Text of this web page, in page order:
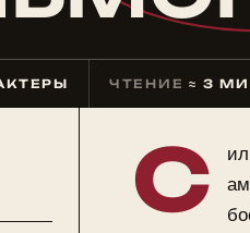
ЧТЕНИЕ≈ 3
С